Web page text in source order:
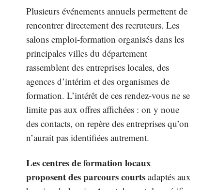
Plusieurs événements annuels permettent de
rencontrer directement des recruteurs. Les
salons emploi-formation organisés dans les
principales villes du département
rassemblent des entreprises locales, des
agences d’intérim et des organismes de
formation. L’intérêt de ces rendez-vous ne se
limite pas aux offres affichées : on y noue
des contacts, on repère des entreprises qu’on
n’aurait pas identifiées autrement.
Les centres de formation locaux
proposent des parcours courts adaptés aux